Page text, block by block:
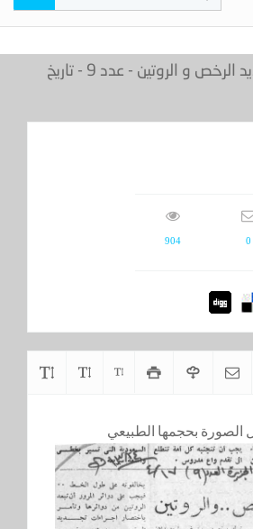
إلى قلم المرور : تجديد الرخص و الروتين - عدد 9 - تاريخ
0
904
الصورة بحجمها الطبيعي